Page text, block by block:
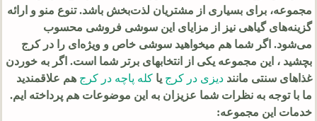
مجموعه، برای بسیاری از مشتریان لذت‌بخش باشد. تنوع منو و ارائه
گزینه‌های گیاهی نیز از مزایای این سوشی فروشی محسوب
می‌شود. اگر شما هم میخواهید سوشی خاص و ویژه‌ای را در کرج
بچشید ، این مجموعه یکی از انتخابهای برتر شما است. اگر به خوردن
غذاهای سنتی ماننددیزی در کرج یاکله پاچه در کرج هم علاقمندید
ما با توجه به نظرات شما عزیزان به این موضوعات هم پرداخته ایم.
خدمات این مجموعه: